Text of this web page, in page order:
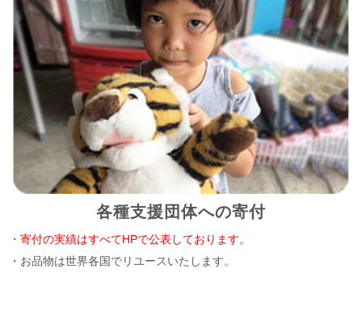
各種支援団体への寄付
・寄付の実績はすべてHPで公表しております。
・お品物は世界各国でリユースいたします。